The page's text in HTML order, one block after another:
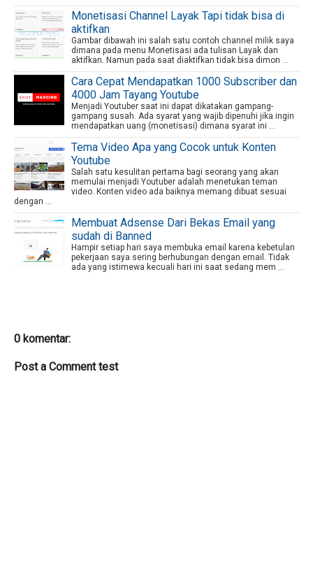
Monetisasi Channel Layak Tapi tidak bisa di
aktifkan
Gambar dibawah ini salah satu contoh channel milik saya
dimana pada menu Monetisasi ada tulisan Layak dan
aktifkan. Namun pada saat diaktifkan tidak bisa dimon ...
Cara Cepat Mendapatkan 1000 Subscriber dan
4000 Jam Tayang Youtube
Menjadi Youtuber saat ini dapat dikatakan gampang-
gampang susah. Ada syarat yang wajib dipenuhi jika ingin
mendapatkan uang (monetisasi) dimana syarat ini ...
Tema Video Apa yang Cocok untuk Konten
Youtube
Salah satu kesulitan pertama bagi seorang yang akan
memulai menjadi Youtuber adalah menetukan teman
video. Konten video ada baiknya memang dibuat sesuai
dengan ...
Membuat Adsense Dari Bekas Email yang
sudah di Banned
Hampir setiap hari saya membuka email karena kebetulan
pekerjaan saya sering berhubungan dengan email. Tidak
ada yang istimewa kecuali hari ini saat sedang mem ...
0 komentar:
Post a Comment test